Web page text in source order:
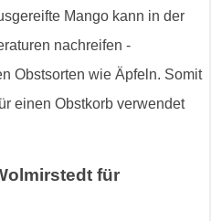
Mango kann in der
nachreifen -
Obstsorten wie Äpfeln. Somit
einen Obstkorb verwendet
für